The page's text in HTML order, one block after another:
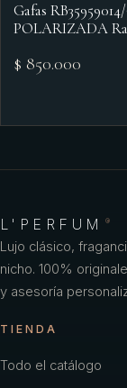
Gafas
POLARIZADA
$ 850.000
L'PERFUM ®
Lujo clásico,
nicho. 100%
y asesoría
TIENDA
Todo el catálogo